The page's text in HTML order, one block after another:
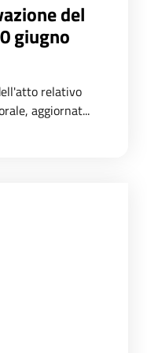
del
giugno
relativo
aggiornat...